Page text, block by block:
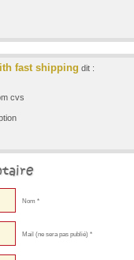
fast shipping dit :
cvs
Nom *
Mail (ne sera pas publié) *